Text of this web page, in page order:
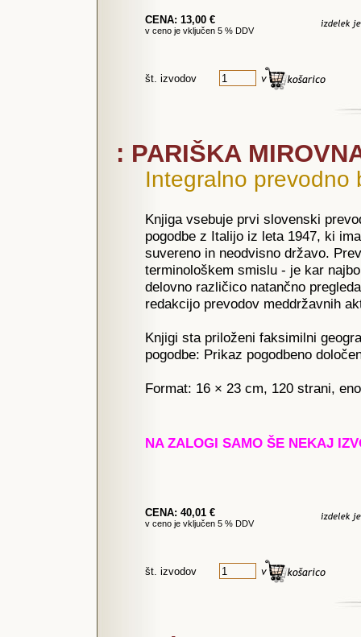
CENA: 13,00 €
v ceno je vključen 5 % DDV
št. izvodov
: PARIŠKA
Integralno prevodno
Knjiga vsebuje prvi slovenski
pogodbe z Italijo iz leta 1947, ki
suvereno in neodvisno državo.
terminološkem smislu - je kar
delovno različico natančno
redakcijo prevodov meddržavnih
Knjigi sta priloženi faksimilni
pogodbe: Prikaz pogodbeno
Format: 16 × 23 cm, 120 strani,
NA ZALOGI SAMO ŠE NEKAJ
CENA: 40,01 €
v ceno je vključen 5 % DDV
št. izvodov